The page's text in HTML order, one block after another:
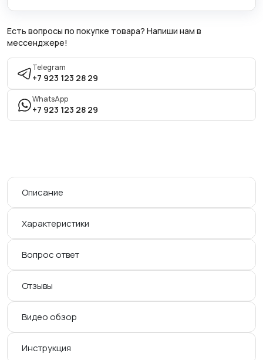
Есть вопросы по покупке товара? Напиши нам в
мессенджере!
Telegram
+7 923 123 28 29
WhatsApp
+7 923 123 28 29
Описание
Характеристики
Вопрос ответ
Отзывы
Видео обзор
Инструкция